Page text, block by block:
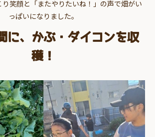
笑顔と「またやりたいね！」の声で畑がい
っぱいになりました。
に、かぶ・ダイコンを収
穫！